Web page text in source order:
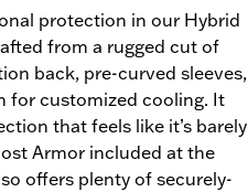
protection in our Hybrid
from a rugged cut of
back, pre-curved sleeves,
for customized cooling. It
that feels like it’s barely
Armor included at the
offers plenty of securely-